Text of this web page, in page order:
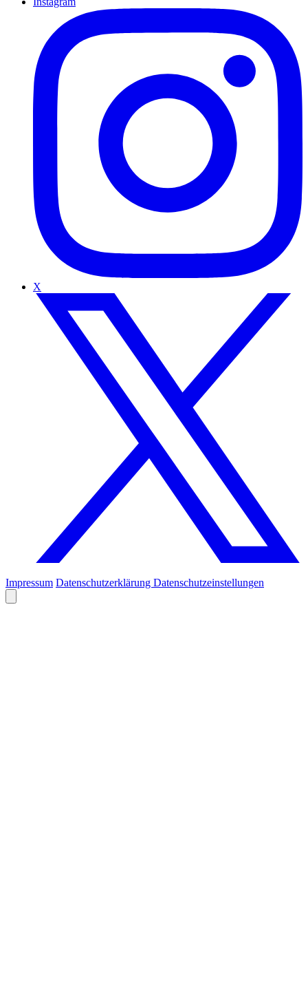
X
Impressum Datenschutzerklärung Datenschutzeinstellungen